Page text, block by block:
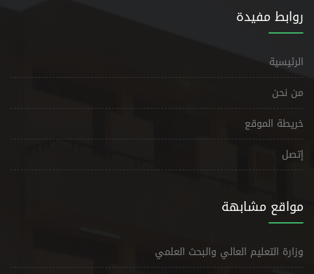
روابط مفيدة
الرئيسية
من نحن
خريطة الموقع
إتصل
مواقع مشابهة
وزارة التعليم العالي والبحث العلمي